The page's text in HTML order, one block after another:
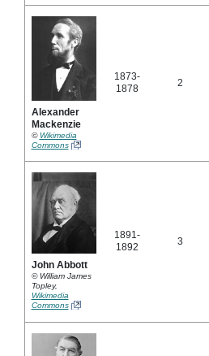
Alexander
Mackenzie
© Wikimedia
Commons
1873-
1878
2
John Abbott
© William James
Topley,
Wikimedia
Commons
1891-
1892
3